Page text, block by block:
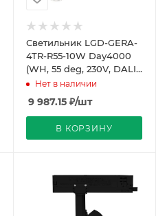
Светильник LGD-GERA-
4TR-R55-10W Day4000
(WH, 55 deg, 230V, DALI)
(Arlight, IP20 Металл, 5
Нет в наличии
9 987.15₽/шт
В КОРЗИНУ